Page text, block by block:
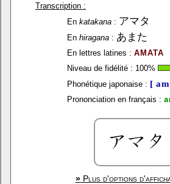
Transcription :
En katakana: アマタ
En hiragana: あまた
En lettres latines : AMATA
Niveau de fidélité : 100%
Phonétique japonaise : [
Prononciation en français :
»Plus d'options